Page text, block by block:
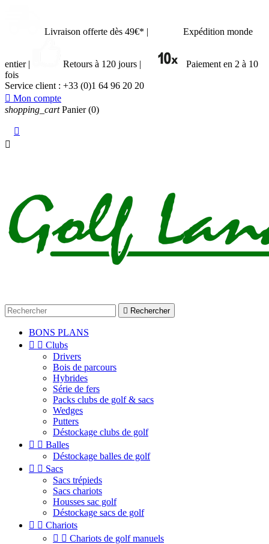
Livraison offerte dès 49€* | Expédition monde
entier | Retours à 120 jours |
Paiement en 2 à 10
fois
Service client : +33 (0)1 64 96 20 20
 Mon compte
shopping_cart Panier (0)


 Rechercher
BONS PLANS
  Clubs
Drivers
Bois de parcours
Hybrides
Série de fers
Packs clubs de golf & sacs
Wedges
Putters
Déstockage clubs de golf
  Balles
Déstockage balles de golf
  Sacs
Sacs trépieds
Sacs chariots
Housses sac golf
Déstockage sacs de golf
  Chariots
  Chariots de golf manuels